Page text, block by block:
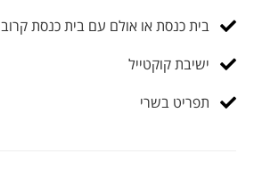
בית כנסת או אולם עם בית כנסת קרוב
ישיבת קוקטייל
תפריט בשרי